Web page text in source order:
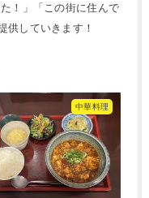
！」「この街に住んで
供していきます！
中華料理